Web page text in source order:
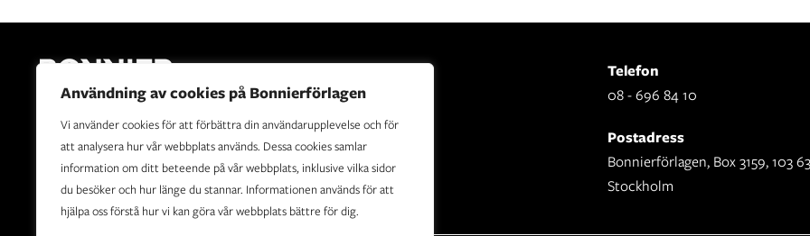
Användning av cookies på Bonnierförlagen
Vi använder cookies för att förbättra din användarupplevelse och för
att analysera hur vår webbplats används. Dessa cookies samlar
information om ditt beteende på vår webbplats, inklusive vilka sidor
du besöker och hur länge du stannar. Informationen används för att
hjälpa oss förstå hur vi kan göra vår webbplats bättre för dig.
Bonnierförlagen är Sveriges ledande förlagshus. Vår vision
är att sprida berättelser som upplyser, underhåller,
utvecklar och berör.
Telefon
08 - 696 84 10
Postadress
Bonnierförlagen, Box 3159, 103 63
Stockholm